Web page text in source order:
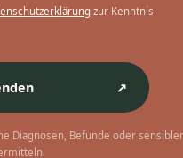
zur Kenntnis
↗
Diagnosen, Befunde oder